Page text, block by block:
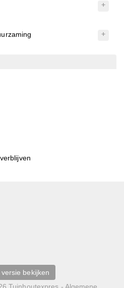
bekijken
Tuinhoutexpres - Algemene